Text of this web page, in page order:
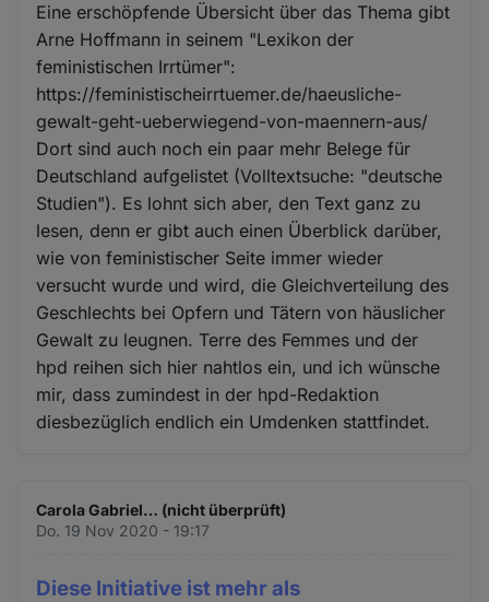
Eine erschöpfende Übersicht über das Thema gibt
Arne Hoffmann in seinem "Lexikon der
feministischen Irrtümer":
https://feministischeirrtuemer.de/haeusliche-
gewalt-geht-ueberwiegend-von-maennern-aus/
Dort sind auch noch ein paar mehr Belege für
Deutschland aufgelistet (Volltextsuche: "deutsche
Studien"). Es lohnt sich aber, den Text ganz zu
lesen, denn er gibt auch einen Überblick darüber,
wie von feministischer Seite immer wieder
versucht wurde und wird, die Gleichverteilung des
Geschlechts bei Opfern und Tätern von häuslicher
Gewalt zu leugnen. Terre des Femmes und der
hpd reihen sich hier nahtlos ein, und ich wünsche
mir, dass zumindest in der hpd-Redaktion
diesbezüglich endlich ein Umdenken stattfindet.
Carola Gabriel… (nicht überprüft)
Do. 19 Nov 2020 - 19:17
Diese Initiative ist mehr als